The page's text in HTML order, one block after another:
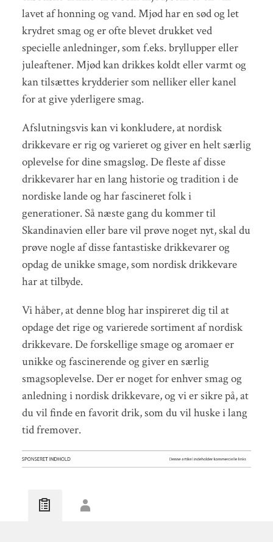
lavet af honning og vand. Mjød har en sød og let
krydret smag og er ofte blevet drukket ved
specielle anledninger, som f.eks. bryllupper eller
juleaftener. Mjød kan drikkes koldt eller varmt og
kan tilsættes krydderier som nelliker eller kanel
for at give yderligere smag.
Afslutningsvis kan vi konkludere, at nordisk
drikkevare er rig og varieret og giver en helt særlig
oplevelse for dine smagsløg. De fleste af disse
drikkevarer har en lang historie og tradition i de
nordiske lande og har fascineret folk i
generationer. Så næste gang du kommer til
Skandinavien eller bare vil prøve noget nyt, skal du
prøve nogle af disse fantastiske drikkevarer og
opdag de unikke smage, som nordisk drikkevare
har at tilbyde.
Vi håber, at denne blog har inspireret dig til at
opdage det rige og varierede sortiment af nordisk
drikkevare. De forskellige smage og aromaer er
unikke og fascinerende og giver en særlig
smagsoplevelse. Der er noget for enhver smag og
anledning i nordisk drikkevare, og vi er sikre på, at
du vil finde en favorit drik, som du vil huske i lang
tid fremover.